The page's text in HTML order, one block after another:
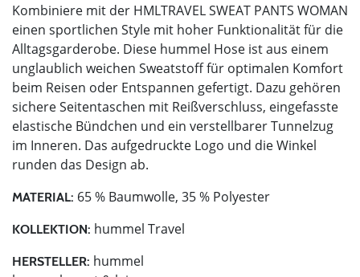
Kombiniere mit der HMLTRAVEL SWEAT PANTS WOMAN
einen sportlichen Style mit hoher Funktionalität für die
Alltagsgarderobe. Diese hummel Hose ist aus einem
unglaublich weichen Sweatstoff für optimalen Komfort
beim Reisen oder Entspannen gefertigt. Dazu gehören
sichere Seitentaschen mit Reißverschluss, eingefasste
elastische Bündchen und ein verstellbarer Tunnelzug
im Inneren. Das aufgedruckte Logo und die Winkel
runden das Design ab.
MATERIAL: 65 % Baumwolle, 35 % Polyester
KOLLEKTION: hummel Travel
HERSTELLER: hummel